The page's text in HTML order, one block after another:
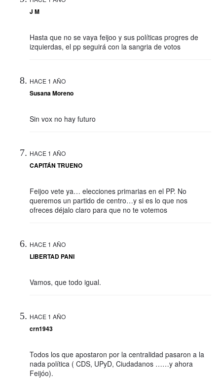
J M
Hasta que no se vaya feijoo y sus políticas progres de
izquierdas, el pp seguirá con la sangria de votos
HACE 1 AÑO
Susana Moreno
Sin vox no hay futuro
HACE 1 AÑO
CAPITÁN TRUENO
Feijoo vete ya… elecciones primarias en el PP. No
queremos un partido de centro…y si es lo que nos
ofreces déjalo claro para que no te votemos
HACE 1 AÑO
LIBERTAD PANI
Vamos, que todo igual.
HACE 1 AÑO
crn1943
Todos los que apostaron por la centralidad pasaron a la
nada política ( CDS, UPyD, Ciudadanos ……y ahora
Feijóo).